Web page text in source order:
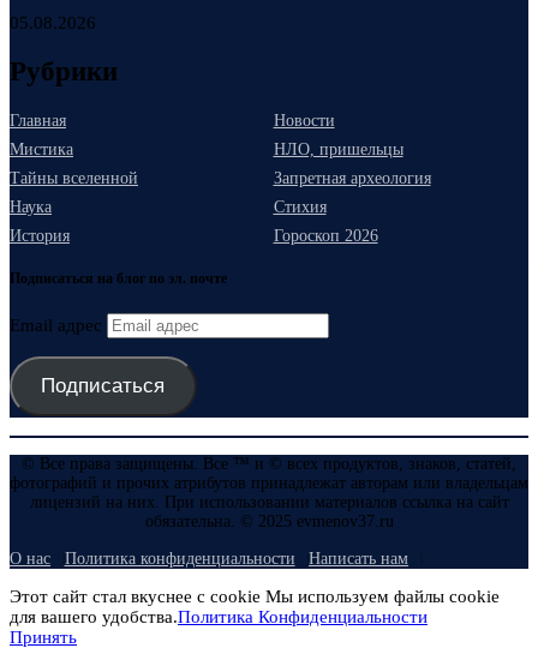
05.08.2026
Рубрики
Главная
Новости
Мистика
НЛО, пришельцы
Тайны вселенной
Запретная археология
Наука
Стихия
История
Гороскоп 2026
Подписаться на блог по эл. почте
Email адрес
Подписаться
© Все права защищены. Все ™ и © всех продуктов, знаков, статей,
фотографий и прочих атрибутов принадлежат авторам или владельцам
лицензий на них. При использовании материалов ссылка на сайт
обязательна. © 2025 evmenov37.ru
О нас Политика конфиденциальности Написать нам
Этот сайт стал вкуснее с cookie Мы используем файлы cookie
для вашего удобства.Политика Конфиденциальности
Принять